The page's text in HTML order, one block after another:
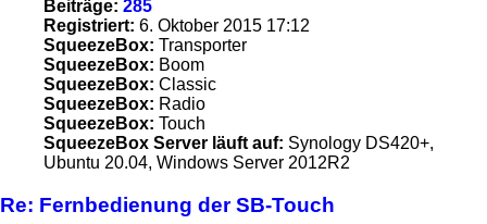
Beiträge: 285
Registriert: 6. Oktober 2015 17:12
SqueezeBox: Transporter
SqueezeBox: Boom
SqueezeBox: Classic
SqueezeBox: Radio
SqueezeBox: Touch
SqueezeBox Server läuft auf: Synology DS420+,
Ubuntu 20.04, Windows Server 2012R2
Re: Fernbedienung der SB-Touch